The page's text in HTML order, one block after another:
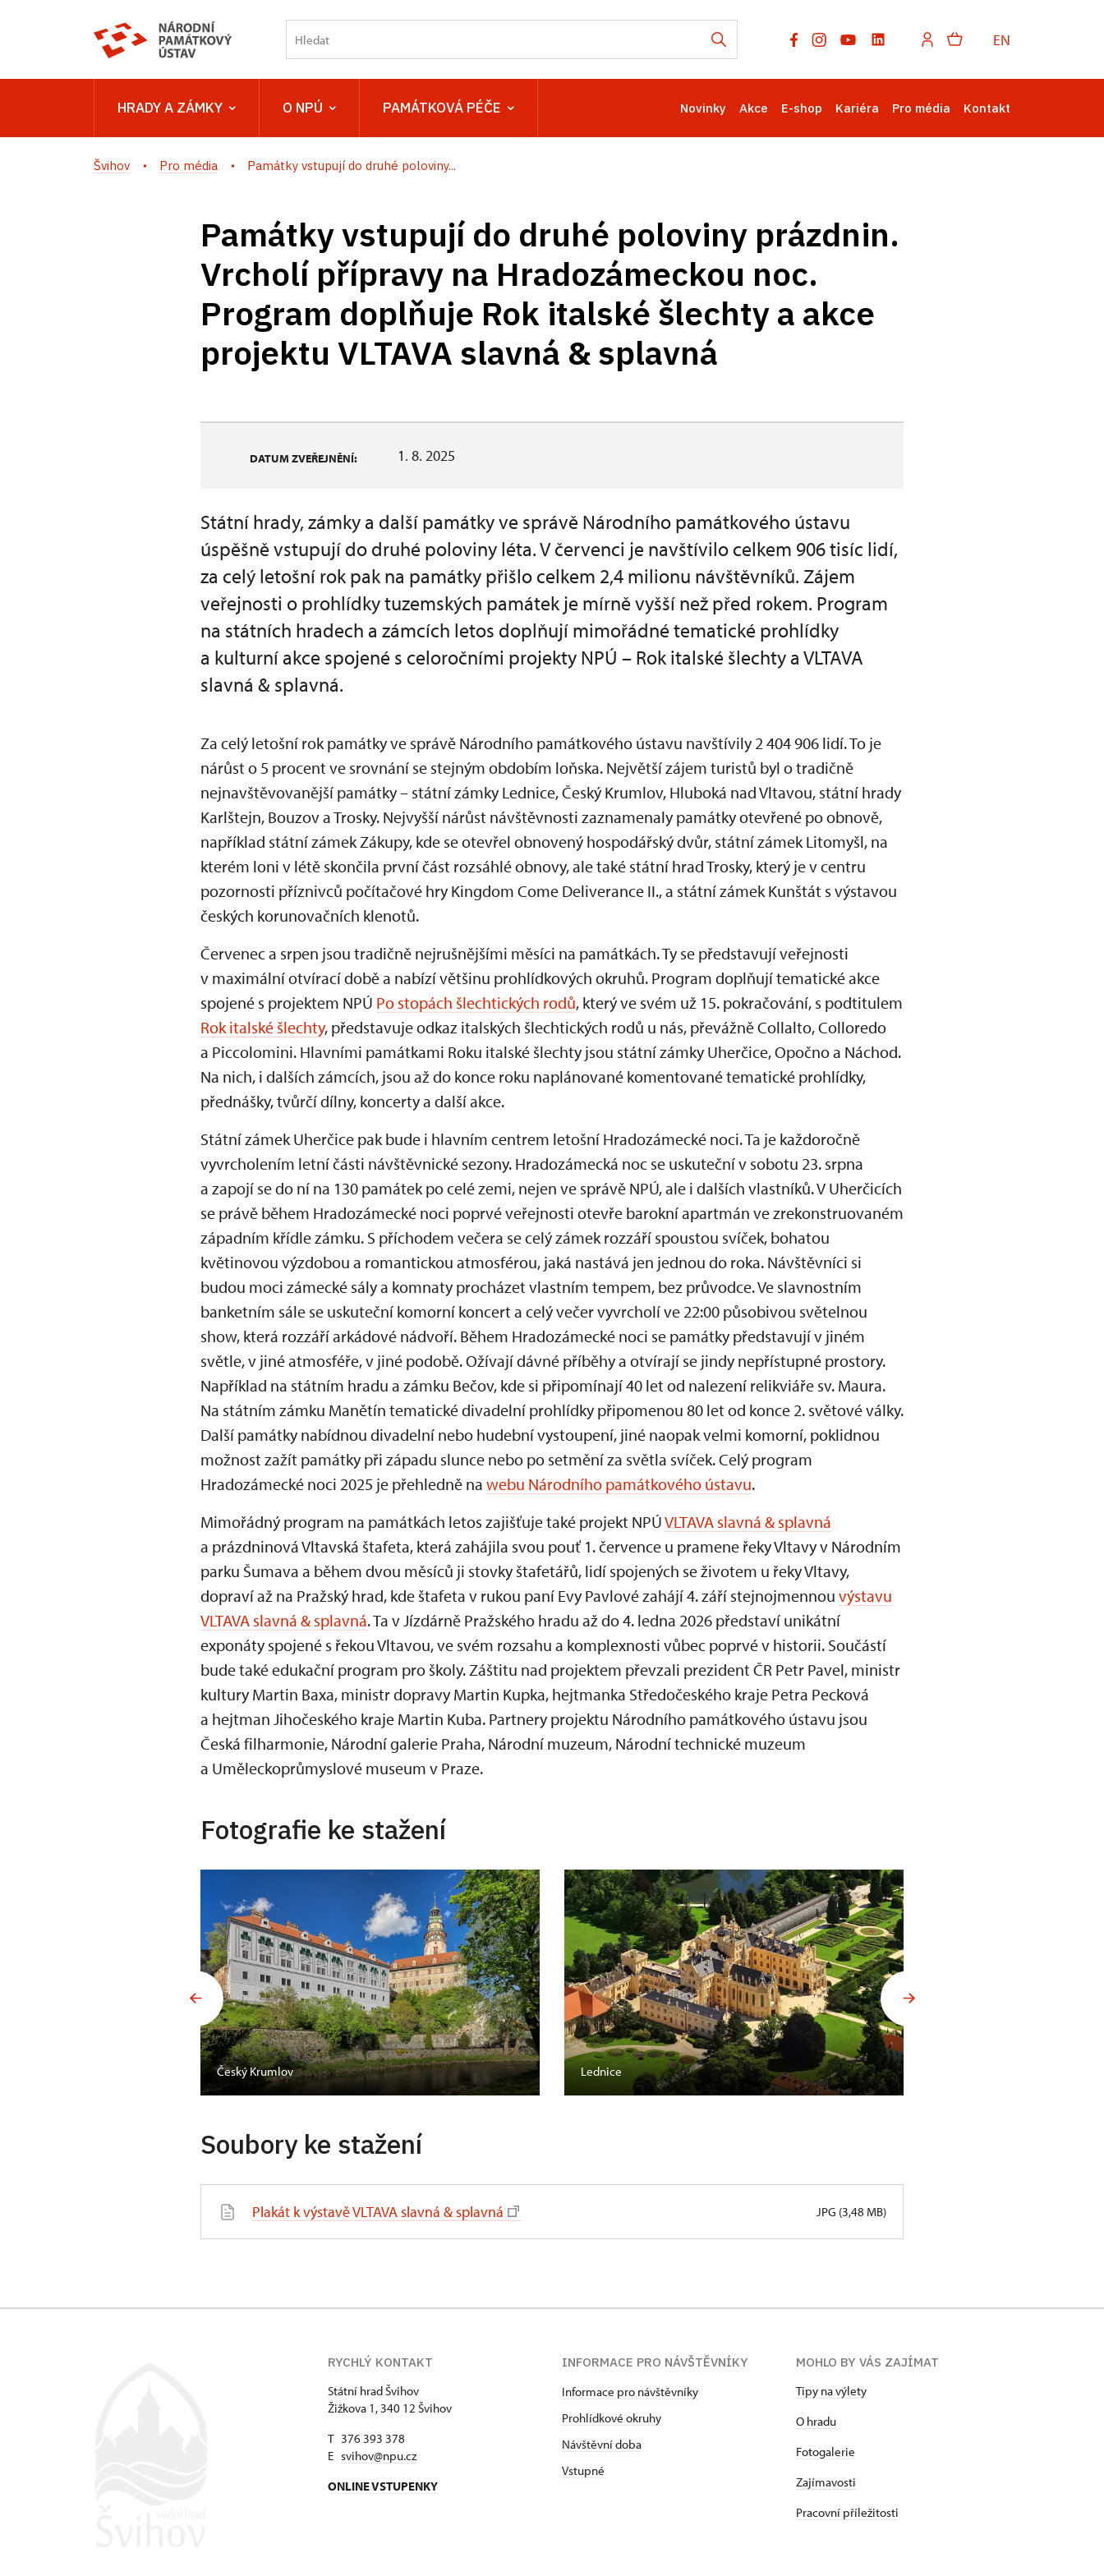
EN
HRADY A ZÁMKY O NPÚ PAMÁTKOVÁ PÉČE Novinky Akce E-shop Kariéra Pro média Kontakt
Švihov Pro média Památky vstupují do druhé poloviny...
Památky vstupují do druhé poloviny prázdnin.
Vrcholí přípravy na Hradozámeckou noc.
Program doplňuje Rok italské šlechty a akce
projektu VLTAVA slavná & splavná
DATUM ZVEŘEJNĚNÍ: 1. 8. 2025
Státní hrady, zámky a další památky ve správě Národního památkového ústavu
úspěšně vstupují do druhé poloviny léta. V červenci je navštívilo celkem 906 tisíc lidí,
za celý letošní rok pak na památky přišlo celkem 2,4 milionu návštěvníků. Zájem
veřejnosti o prohlídky tuzemských památek je mírně vyšší než před rokem. Program
na státních hradech a zámcích letos doplňují mimořádné tematické prohlídky
a kulturní akce spojené s celoročními projekty NPÚ – Rok italské šlechty a VLTAVA
slavná & splavná.
Za celý letošní rok památky ve správě Národního památkového ústavu navštívily 2 404 906 lidí. To je
nárůst o 5 procent ve srovnání se stejným obdobím loňska. Největší zájem turistů byl o tradičně
nejnavštěvovanější památky – státní zámky Lednice, Český Krumlov, Hluboká nad Vltavou, státní hrady
Karlštejn, Bouzov a Trosky. Nejvyšší nárůst návštěvnosti zaznamenaly památky otevřené po obnově,
například státní zámek Zákupy, kde se otevřel obnovený hospodářský dvůr, státní zámek Litomyšl, na
kterém loni v létě skončila první část rozsáhlé obnovy, ale také státní hrad Trosky, který je v centru
pozornosti příznivců počítačové hry Kingdom Come Deliverance II., a státní zámek Kunštát s výstavou
českých korunovačních klenotů.
Červenec a srpen jsou tradičně nejrušnějšími měsíci na památkách. Ty se představují veřejnosti
v maximální otvírací době a nabízí většinu prohlídkových okruhů. Program doplňují tematické akce
spojené s projektem NPÚ Po stopách šlechtických rodů, který ve svém už 15. pokračování, s podtitulem
Rok italské šlechty, představuje odkaz italských šlechtických rodů u nás, převážně Collalto, Colloredo
a Piccolomini. Hlavními památkami Roku italské šlechty jsou státní zámky Uherčice, Opočno a Náchod.
Na nich, i dalších zámcích, jsou až do konce roku naplánované komentované tematické prohlídky,
přednášky, tvůrčí dílny, koncerty a další akce.
Státní zámek Uherčice pak bude i hlavním centrem letošní Hradozámecké noci. Ta je každoročně
vyvrcholením letní části návštěvnické sezony. Hradozámecká noc se uskuteční v sobotu 23. srpna
a zapojí se do ní na 130 památek po celé zemi, nejen ve správě NPÚ, ale i dalších vlastníků. V Uherčicích
se právě během Hradozámecké noci poprvé veřejnosti otevře barokní apartmán ve zrekonstruovaném
západním křídle zámku. S příchodem večera se celý zámek rozzáří spoustou svíček, bohatou
květinovou výzdobou a romantickou atmosférou, jaká nastává jen jednou do roka. Návštěvníci si
budou moci zámecké sály a komnaty procházet vlastním tempem, bez průvodce. Ve slavnostním
banketním sále se uskuteční komorní koncert a celý večer vyvrcholí ve 22:00 působivou světelnou
show, která rozzáří arkádové nádvoří. Během Hradozámecké noci se památky představují v jiném
světle, v jiné atmosféře, v jiné podobě. Ožívají dávné příběhy a otvírají se jindy nepřístupné prostory.
Například na státním hradu a zámku Bečov, kde si připomínají 40 let od nalezení relikviáře sv. Maura.
Na státním zámku Manětín tematické divadelní prohlídky připomenou 80 let od konce 2. světové války.
Další památky nabídnou divadelní nebo hudební vystoupení, jiné naopak velmi komorní, poklidnou
možnost zažít památky při západu slunce nebo po setmění za světla svíček. Celý program
Hradozámecké noci 2025 je přehledně na webu Národního památkového ústavu.
Mimořádný program na památkách letos zajišťuje také projekt NPÚVLTAVA slavná & splavná
a prázdninová Vltavská štafeta, která zahájila svou pouť 1. července u pramene řeky Vltavy v Národním
parku Šumava a během dvou měsíců ji stovky štafetářů, lidí spojených se životem u řeky Vltavy,
dopraví až na Pražský hrad, kde štafeta v rukou paní Evy Pavlové zahájí 4. září stejnojmennou výstavu
VLTAVA slavná & splavná. Ta v Jízdárně Pražského hradu až do 4. ledna 2026 představí unikátní
exponáty spojené s řekou Vltavou, ve svém rozsahu a komplexnosti vůbec poprvé v historii. Součástí
bude také edukační program pro školy. Záštitu nad projektem převzali prezident ČR Petr Pavel, ministr
kultury Martin Baxa, ministr dopravy Martin Kupka, hejtmanka Středočeského kraje Petra Pecková
a hejtman Jihočeského kraje Martin Kuba. Partnery projektu Národního památkového ústavu jsou
Česká filharmonie, Národní galerie Praha, Národní muzeum, Národní technické muzeum
a Uměleckoprůmyslové museum v Praze.
Fotografie ke stažení
Český Krumlov Lednice
Soubory ke stažení
Plakát k výstavě VLTAVA slavná & splavná JPG (3,48 MB)
RYCHLÝ KONTAKT
Státní hrad Švihov
Žižkova 1, 340 12 Švihov
T 376 393 378
E svihov@npu.cz
ONLINE VSTUPENKY
INFORMACE PRO NÁVŠTĚVNÍKY
Informace pro návštěvníky
Prohlídkové okruhy
Návštěvní doba
Vstupné
MOHLO BY VÁS ZAJÍMAT
Tipy na výlety
O hradu
Fotogalerie
Zajímavosti
Pracovní příležitosti